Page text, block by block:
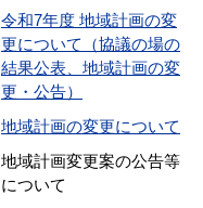
令和7年度 地域計画の変
更について（協議の場の
結果公表、地域計画の変
更・公告）
地域計画の変更について
地域計画変更案の公告等
について